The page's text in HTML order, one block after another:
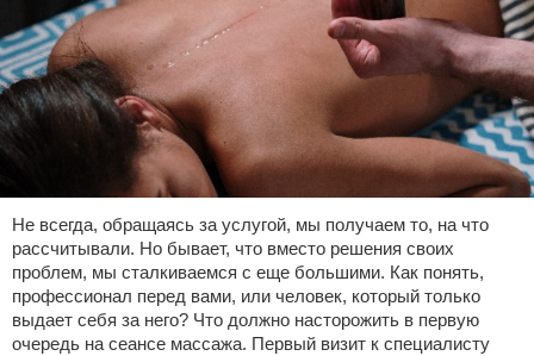
Не всегда, обращаясь за услугой, мы получаем то, на что
рассчитывали. Но бывает, что вместо решения своих
проблем, мы сталкиваемся с еще большими. Как понять,
профессионал перед вами, или человек, который только
выдает себя за него? Что должно насторожить в первую
очередь на сеансе массажа. Первый визит к специалисту